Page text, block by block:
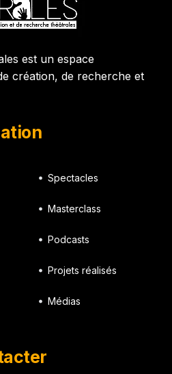
est un espace
création, de recherche et
Spectacles
Masterclass
Podcasts
Projets réalisés
Médias